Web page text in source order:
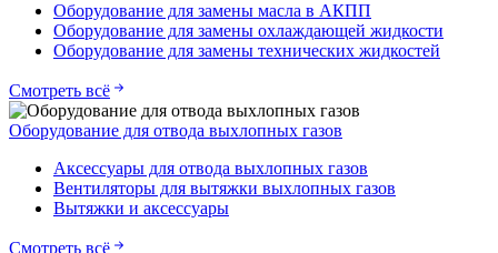
Оборудование для замены масла в АКПП
Оборудование для замены охлаждающей жидкости
Оборудование для замены технических жидкостей
Смотреть всё
Оборудование для отвода выхлопных газов
Аксессуары для отвода выхлопных газов
Вентиляторы для вытяжки выхлопных газов
Вытяжки и аксессуары
Смотреть всё